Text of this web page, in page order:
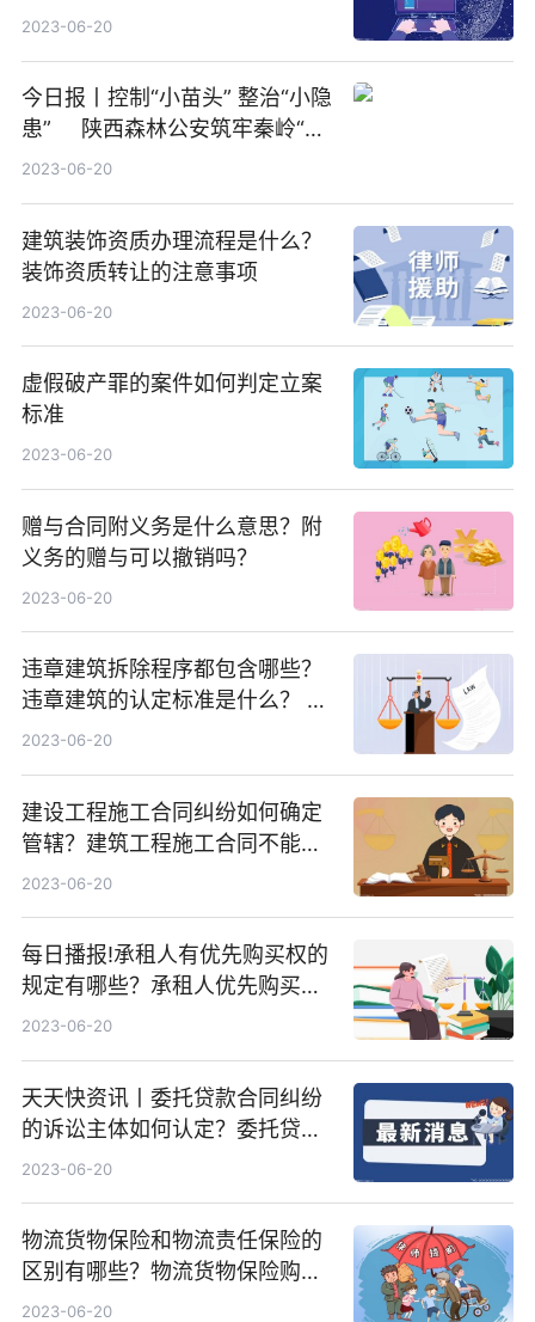
2023-06-20
今日报丨控制“小苗头” 整治“小隐
患” 陕西森林公安筑牢秦岭“防
火墙”
2023-06-20
建筑装饰资质办理流程是什么？
装饰资质转让的注意事项
2023-06-20
虚假破产罪的案件如何判定立案
标准
2023-06-20
赠与合同附义务是什么意思？附
义务的赠与可以撤销吗？
2023-06-20
违章建筑拆除程序都包含哪些？
违章建筑的认定标准是什么？ 天
天观天下
2023-06-20
建设工程施工合同纠纷如何确定
管辖？建筑工程施工合同不能约
定管辖吗？
2023-06-20
每日播报!承租人有优先购买权的
规定有哪些？承租人优先购买权
期限是多久？
2023-06-20
天天快资讯丨委托贷款合同纠纷
的诉讼主体如何认定？委托贷款
合同纠纷的案由有哪些？
2023-06-20
物流货物保险和物流责任保险的
区别有哪些？物流货物保险购买
的注意事项有哪些？ 世界视点
2023-06-20